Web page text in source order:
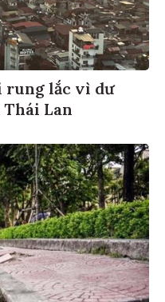
rung lắc vì dư
Thái Lan